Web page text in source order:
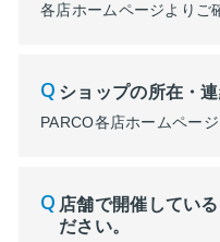
ショップの所在・
店舗で開催してい
ださい。